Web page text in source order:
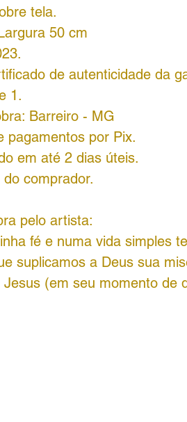
tela.
50 cm
de autenticidade da
1.
Barreiro - MG
pagamentos por Pix.
em até 2 dias úteis.
comprador.
pelo artista:
fé e numa vida simples
suplicamos a Deus sua
(em seu momento de